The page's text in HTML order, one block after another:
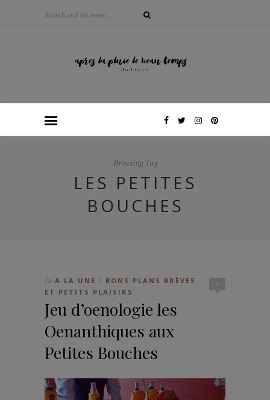
Browsing Tag
LES PETITES
BOUCHES
4
In A LA UNE /
BONS PLANS BRÈVES
ET PETITS PLAISIRS
Jeu d’oenologie les
Oenanthiques aux
Petites Bouches